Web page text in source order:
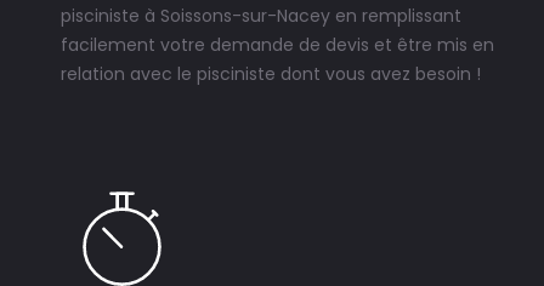
pisciniste à Soissons-sur-Nacey en remplissant
facilement votre demande de devis et être mis en
relation avec le pisciniste dont vous avez besoin !